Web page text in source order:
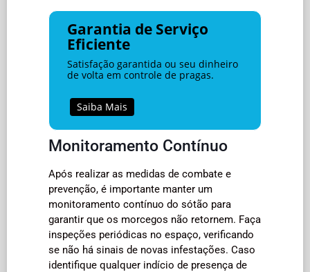
Garantia de Serviço
Eficiente
Satisfação garantida ou seu dinheiro
de volta em controle de pragas.
Saiba Mais
Monitoramento Contínuo
Após realizar as medidas de combate e
prevenção, é importante manter um
monitoramento contínuo do sótão para
garantir que os morcegos não retornem. Faça
inspeções periódicas no espaço, verificando
se não há sinais de novas infestações. Caso
identifique qualquer indício de presença de